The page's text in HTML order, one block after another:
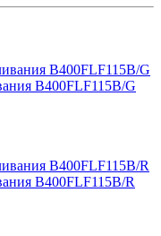
B400FLF115B/G
B400FLF115B/R